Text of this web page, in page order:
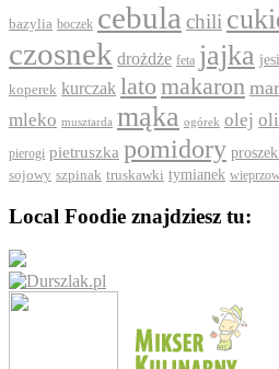
bazylia boczek cebula chili
czosnek drożdże feta jajka
koperek kurczak lato makaron
mleko musztarda mąka ogórek olej
pierogi pietruszka pomidory
sojowy szpinak truskawki tymianek
Local Foodie znajdziesz tu: